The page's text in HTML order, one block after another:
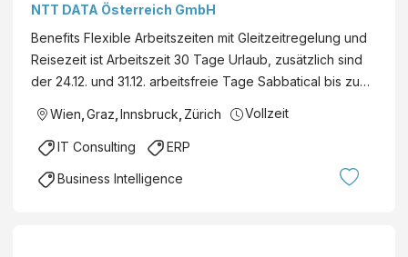
Köln, München, Berlin, Rosenheim, Bern,
Zürich, Wien, Graz, Innsbruck, österreichweit
SAP Analytics Technisch F...
NTT DATA Österreich GmbH
Benefits Flexible Arbeitszeiten mit Gleitzeitregelung und
Reisezeit ist Arbeitszeit 30 Tage Urlaub, zusätzlich sind
der 24.12. und 31.12. arbeitsfreie Tage Sabbatical bis zu…
Wien Graz Innsbruck Zürich Vollzeit
IT Consulting ERP
Business Intelligence